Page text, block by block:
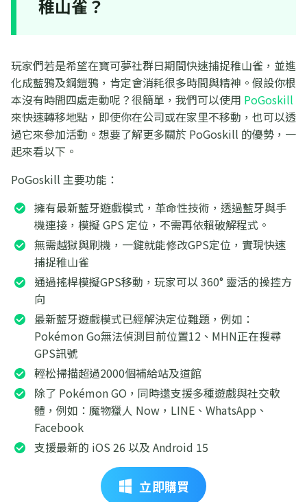
稚山雀？
玩家們若是希望在寶可夢社群日期間快速捕捉稚山雀，並進
化成藍鴉及鋼鎧鴉，肯定會消耗很多時間與精神。假設你根
本沒有時間四處走動呢？很簡單，我們可以使用 PoGoskill
來快速轉移地點，即使你在公司或在家里不移動，也可以透
過它來參加活動。想要了解更多關於 PoGoskill 的優勢，一
起來看以下。
PoGoskill 主要功能：
擁有最新藍牙遊戲模式，革命性技術，透過藍牙與手
機連接，模擬 GPS 定位，不需再依賴破解程式。
無需越獄與刷機，一鍵就能修改GPS定位，實現快速
捕捉稚山雀
通過搖桿模擬GPS移動，玩家可以 360° 靈活的操控方
向
最新藍牙遊戲模式已經解決定位難題，例如：
Pokémon Go無法偵測目前位置12、MHN正在搜尋
GPS訊號
輕松掃描超過2000個補給站及道館
除了 Pokémon GO，同時還支援多種遊戲與社交軟
體，例如：魔物獵人 Now，LINE、WhatsApp、
Facebook
支援最新的 iOS 26 以及 Android 15
立即購買